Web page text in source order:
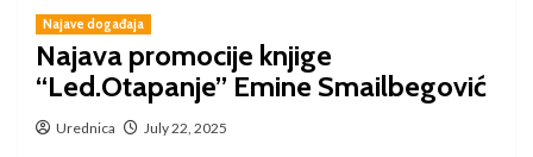
Najave događaja
Najava promocije knjige
“Led.Otapanje” Emine Smailbegović
Urednica July 22, 2025